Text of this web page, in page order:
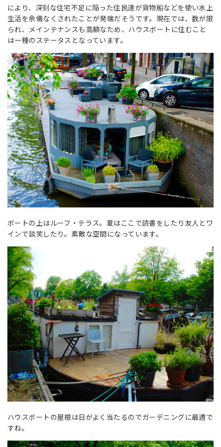
により、深刻な住宅不足に陥った住民達が貨物船などを使い水上
生活を余儀なくされたことが発端だそうです。現在では、数が限
られ、メインテナンスも高額なため、ハウスボートに住むこと
は一種のステータスとなっています。
ボートの上はルーフ・テラス。夏はここで読書をしたり友人とワ
インで談笑したり。素敵な空間になっています。
ハウスボートの屋根は日がよく当たるのでガーデニングに最適で
すね。